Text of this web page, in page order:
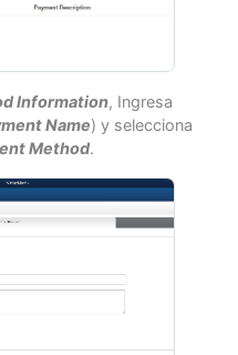
Information, Ingresa
Name) y selecciona
Method.